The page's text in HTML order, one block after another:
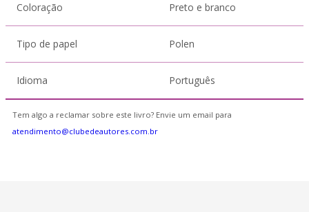
Coloração Preto e branco
Tipo de papel Polen
Idioma Português
Tem algo a reclamar sobre este livro? Envie um email para
atendimento@clubedeautores.com.br